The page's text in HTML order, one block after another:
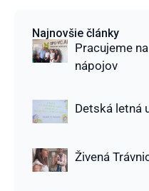
Najnovšie články
Pracujeme
nápojov
Detská letná
Živená